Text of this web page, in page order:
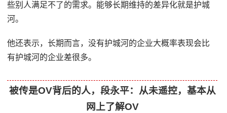
些别人满足不了的需求。能够长期维持的差异化就是护城
河。
他还表示，长期而言，没有护城河的企业大概率表现会比
有护城河的企业差很多。
被传是OV背后的人，段永平：从未遥控，基本从
网上了解OV